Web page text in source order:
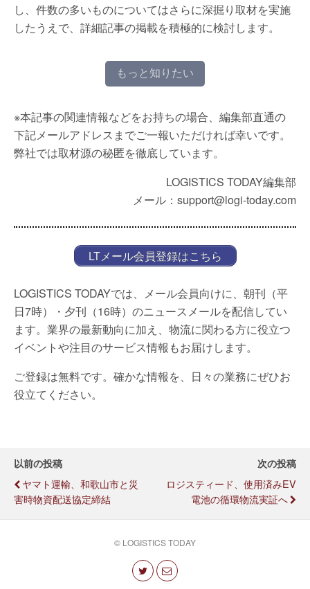
し、件数の多いものについてはさらに深掘り取材を実施
したうえで、詳細記事の掲載を積極的に検討します。
もっと知りたい
※本記事の関連情報などをお持ちの場合、編集部直通の
下記メールアドレスまでご一報いただければ幸いです。
弊社では取材源の秘匿を徹底しています。
LOGISTICS TODAY編集部
メール：support@logi-today.com
LTメール会員登録はこちら
LOGISTICS TODAYでは、メール会員向けに、朝刊（平
日7時）・夕刊（16時）のニュースメールを配信してい
ます。業界の最新動向に加え、物流に関わる方に役立つ
イベントや注目のサービス情報もお届けします。
ご登録は無料です。確かな情報を、日々の業務にぜひお
役立てください。
以前の投稿
ヤマト運輸、和歌山市と災
害時物資配送協定締結
次の投稿
ロジスティード、使用済みEV
電池の循環物流実証へ
© LOGISTICS TODAY